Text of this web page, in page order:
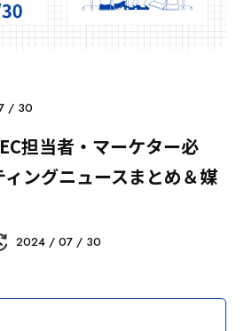
/ 30
担当者・マーケター必
ングニュースまとめ＆媒
2024 / 07 / 30